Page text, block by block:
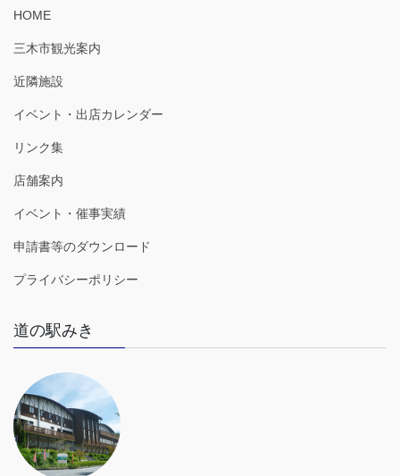
HOME
三木市観光案内
近隣施設
イベント・出店カレンダー
リンク集
店舗案内
イベント・催事実績
申請書等のダウンロード
プライバシーポリシー
道の駅みき